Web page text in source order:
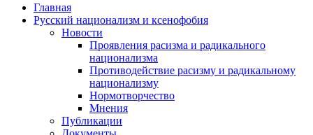
Главная
Русский национализм и ксенофобия
Новости
Проявления расизма и радикального
национализма
Противодействие расизму и радикальному
национализму
Нормотворчество
Мнения
Публикации